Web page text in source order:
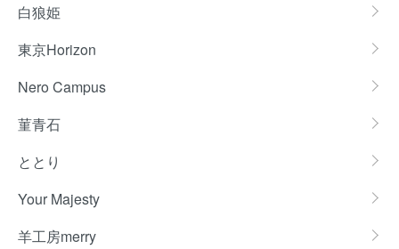
白狼姫
東京Horizon
Nero Campus
菫青石
ととり
Your Majesty
羊工房merry